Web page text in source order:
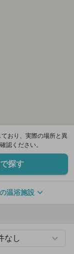
おり、実際の場所と異
認ください。
探す
温浴施設